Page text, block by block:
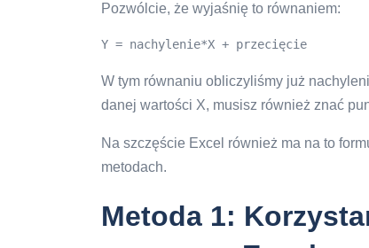
Pozwólcie, że wyjaśnię to równaniem:
Y = nachylenie*X + przecięcie
W tym równaniu obliczyliśmy już
danej wartości X, musisz również znać
Na szczęście Excel również ma na to
metodach.
Metoda 1: